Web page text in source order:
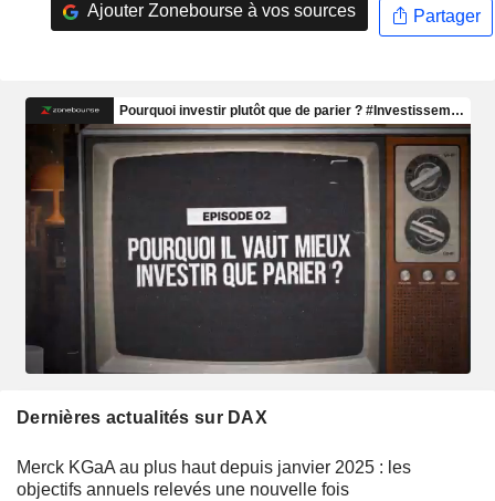
Ajouter Zonebourse à vos sources Partager
Dernières actualités sur DAX
Merck KGaA au plus haut depuis janvier 2025 : les
objectifs annuels relevés une nouvelle fois